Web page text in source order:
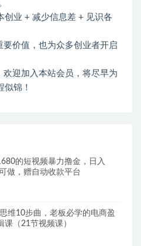
业 + 减少信息差 + 见识各
价值，也为众多创业者开启
迎加入本站会员，将尽早为
似锦！
的短视频暴力撸金，日入
做，赠自动收款平台
维10步曲，老板必学的电商盈
课（21节视频课）